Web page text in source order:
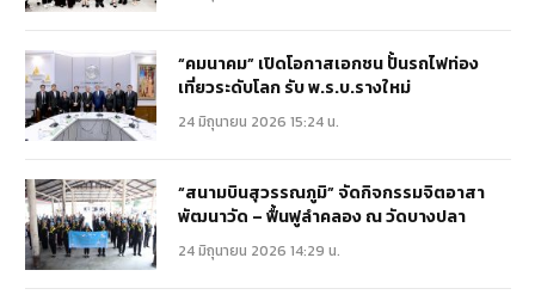
“คมนาคม” เปิดโอกาสเอกชน ปั้นรถไฟท่อง
เที่ยวระดับโลก รับ พ.ร.บ.รางใหม่
24 มิถุนายน 2026 15:24 น.
“สนามบินสุวรรณภูมิ” จัดกิจกรรมจิตอาสา
พัฒนาวัด – ฟื้นฟูลำคลอง ณ วัดบางปลา
24 มิถุนายน 2026 14:29 น.